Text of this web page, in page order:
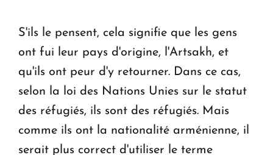
S'ils le pensent, cela signifie que les gens
ont fui leur pays d'origine, l'Artsakh, et
qu'ils ont peur d'y retourner. Dans ce cas,
selon la loi des Nations Unies sur le statut
des réfugiés, ils sont des réfugiés. Mais
comme ils ont la nationalité arménienne, il
serait plus correct d'utiliser le terme